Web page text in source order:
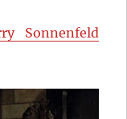
Sonnenfeld